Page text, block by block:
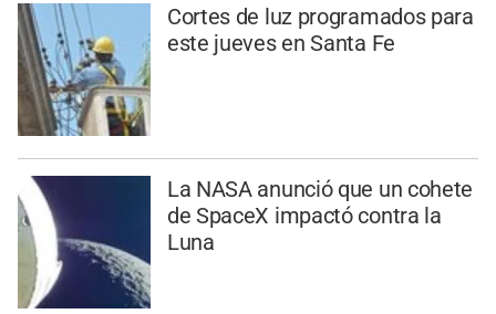
Cortes de luz programados para
este jueves en Santa Fe
La NASA anunció que un cohete
de SpaceX impactó contra la
Luna